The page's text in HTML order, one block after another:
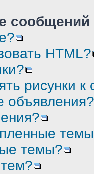
HTML?
рисунки
объявления?
темы?